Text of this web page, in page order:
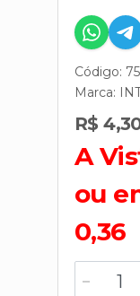
Código:
Marca:
R$
A
ou
0,36